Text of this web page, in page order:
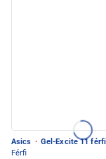
Asics · Gel-Excite 11
Férfi